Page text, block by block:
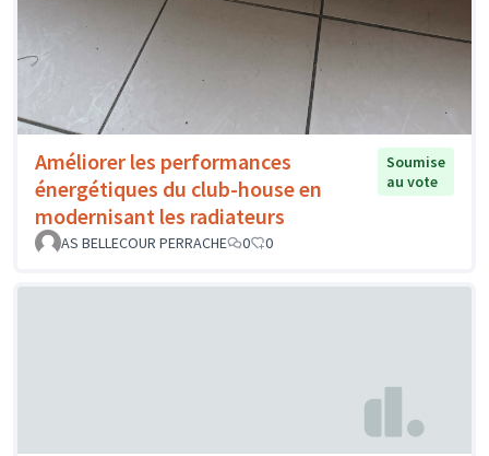
Améliorer les performances
énergétiques du club-house en
modernisant les radiateurs
Soumise
au vote
AS BELLECOUR PERRACHE 0 0